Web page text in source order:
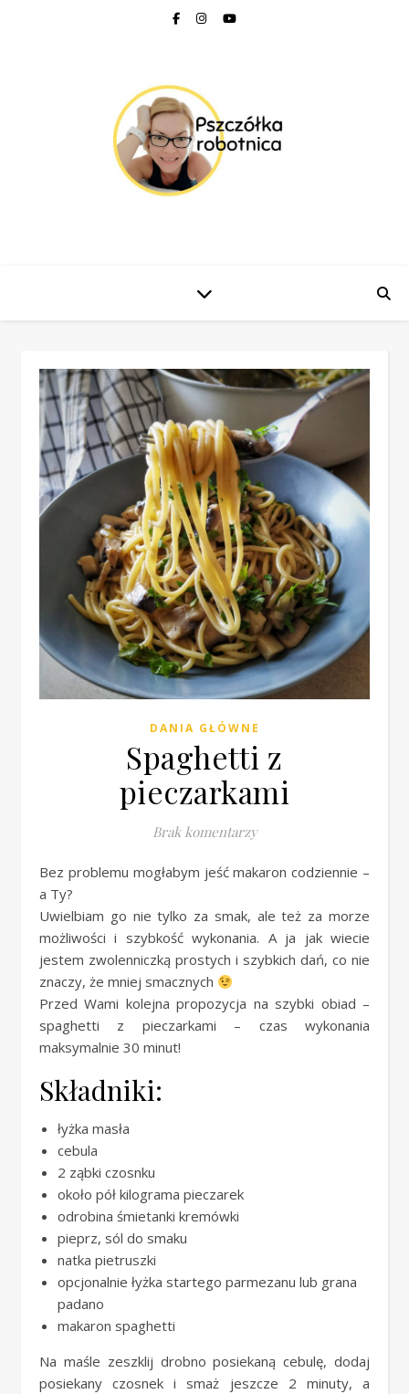
DANIA GŁÓWNE
Spaghetti z
pieczarkami
Brak komentarzy
Bez problemu mogłabym jeść makaron codziennie –
a Ty?
Uwielbiam go nie tylko za smak, ale też za morze
możliwości i szybkość wykonania. A ja jak wiecie
jestem zwolenniczką prostych i szybkich dań, co nie
znaczy, że mniej smacznych
Przed Wami kolejna propozycja na szybki obiad –
spaghetti z pieczarkami – czas wykonania
maksymalnie 30 minut!
Składniki:
łyżka masła
cebula
2 ząbki czosnku
około pół kilograma pieczarek
odrobina śmietanki kremówki
pieprz, sól do smaku
natka pietruszki
opcjonalnie łyżka startego parmezanu lub grana
padano
makaron spaghetti
Na maśle zeszklij drobno posiekaną cebulę, dodaj
posiekany czosnek i smaż jeszcze 2 minuty, a